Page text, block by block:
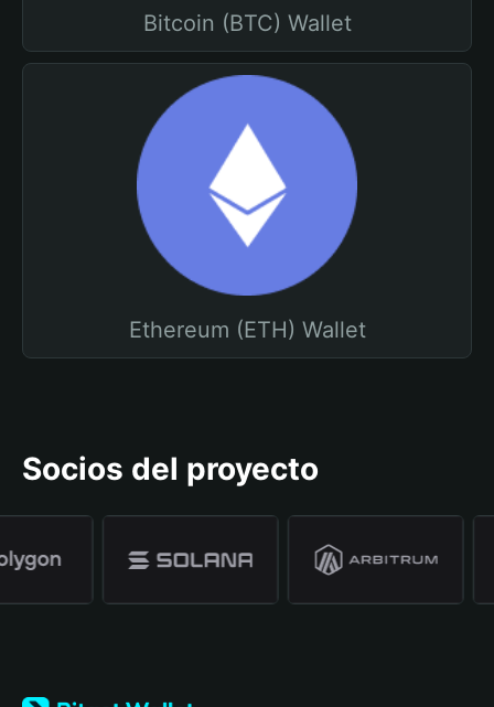
Bitcoin (BTC) Wallet
Ethereum (ETH) Wallet
Socios del proyecto